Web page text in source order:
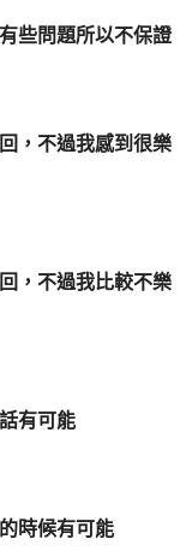
些問題所以不保證
，不過我感到很樂
，不過我比較不樂
有可能
時候有可能